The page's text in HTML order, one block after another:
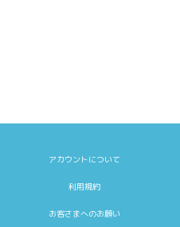
アカウントについて
利用規約
お客さまへのお願い